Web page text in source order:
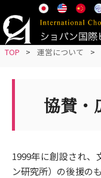
k
pTOP > 運営について >
協賛・
1999年に創設され
ン研究所）の後援の